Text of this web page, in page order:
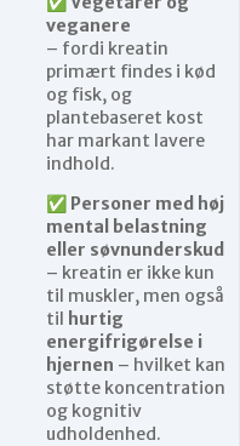
veganere
– fordi kreatin
primært findes i kød
og fisk, og
plantebaseret kost
har markant lavere
indhold.
✅ Personer med høj
mental belastning
eller søvnunderskud
– kreatin er ikke kun
til muskler, men også
til hurtig
energifrigørelse i
hjernen – hvilket kan
støtte koncentration
og kognitiv
udholdenhed.